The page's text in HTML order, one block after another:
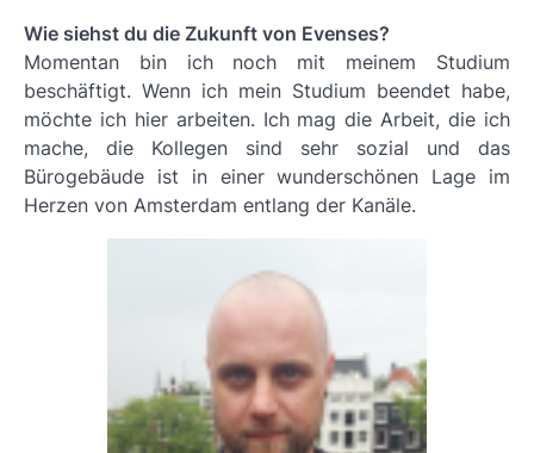
Wie siehst du die Zukunft von Evenses?
Momentan bin ich noch mit meinem Studium
beschäftigt. Wenn ich mein Studium beendet habe,
möchte ich hier arbeiten. Ich mag die Arbeit, die ich
mache, die Kollegen sind sehr sozial und das
Bürogebäude ist in einer wunderschönen Lage im
Herzen von Amsterdam entlang der Kanäle.